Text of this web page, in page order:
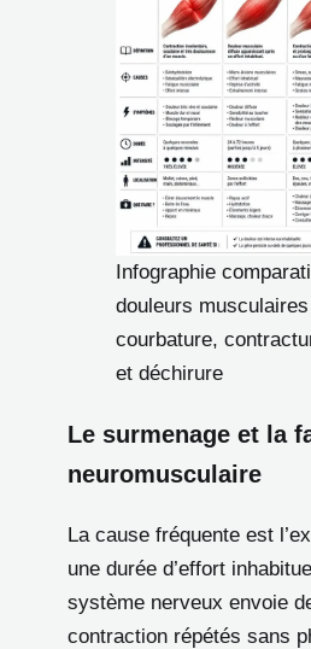
Infographie
douleurs
courbature,
et déchirure
Le surmenage et la
neuromusculaire
La cause fréquente est
une durée d’effort
système nerveux envoie
contraction répétés sans